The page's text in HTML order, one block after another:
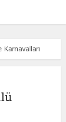
Karnavalları